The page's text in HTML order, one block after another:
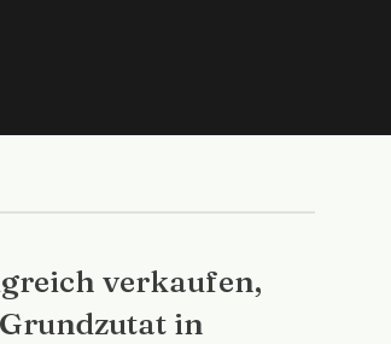
verkaufen,
in